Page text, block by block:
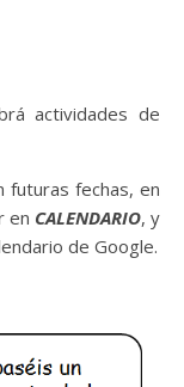
actividades de
futuras fechas, en
en CALENDARIO, y
de Google.